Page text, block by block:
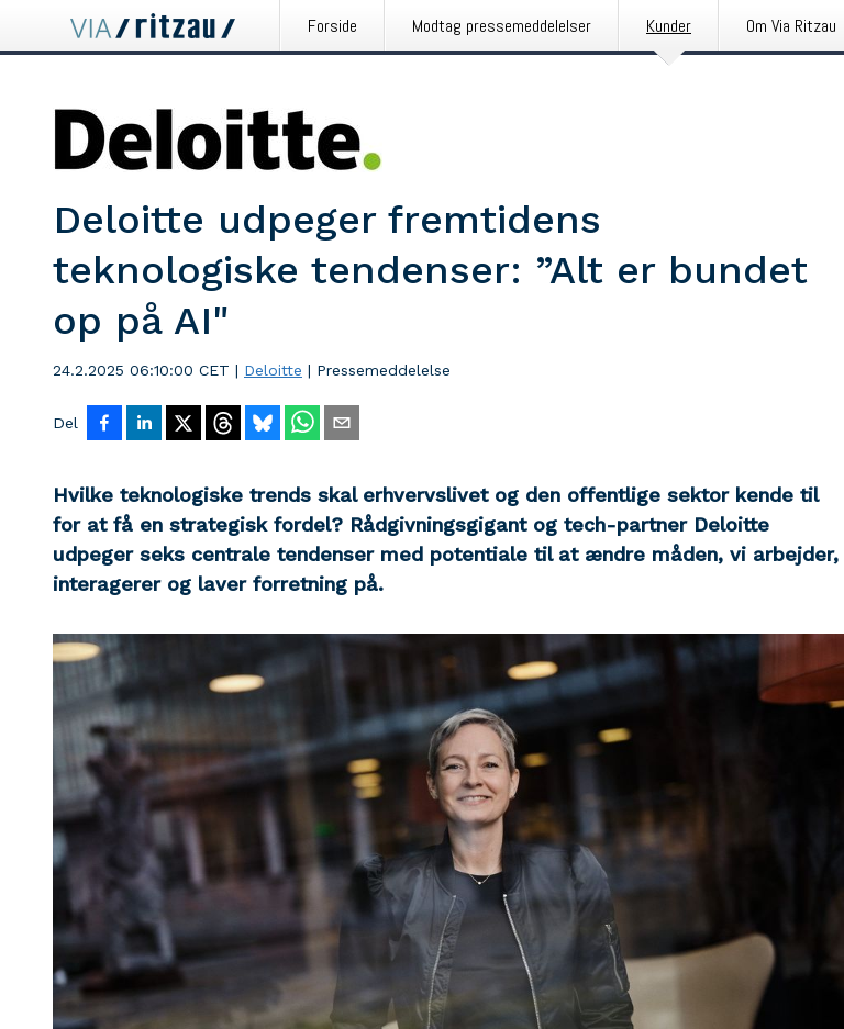
Forside Modtag pressemeddelelser Kunder Om Via Ritzau
Deloitte udpeger fremtidens
teknologiske tendenser: ”Alt er bundet
op på AI"
24.2.2025 06:10:00 CET | Deloitte | Pressemeddelelse
Del
Hvilke teknologiske trends skal erhvervslivet og den offentlige sektor kende til
for at få en strategisk fordel? Rådgivningsgigant og tech-partner Deloitte
udpeger seks centrale tendenser med potentiale til at ændre måden, vi arbejder,
interagerer og laver forretning på.